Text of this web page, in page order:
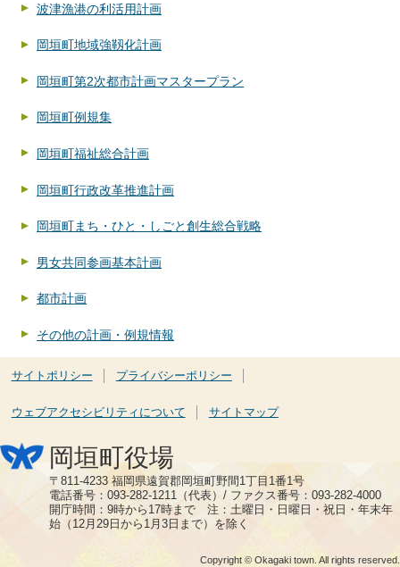
波津漁港の利活用計画
岡垣町地域強靱化計画
岡垣町第2次都市計画マスタープラン
岡垣町例規集
岡垣町福祉総合計画
岡垣町行政改革推進計画
岡垣町まち・ひと・しごと創生総合戦略
男女共同参画基本計画
都市計画
その他の計画・例規情報
サイトポリシー プライバシーポリシー
ウェブアクセシビリティについて サイトマップ
岡垣町役場
〒811-4233 福岡県遠賀郡岡垣町野間1丁目1番1号
電話番号：093-282-1211（代表）/ ファクス番号：093-282-4000
開庁時間：9時から17時まで 注：土曜日・日曜日・祝日・年末年
始（12月29日から1月3日まで）を除く
Copyright © Okagaki town. All rights reserved.